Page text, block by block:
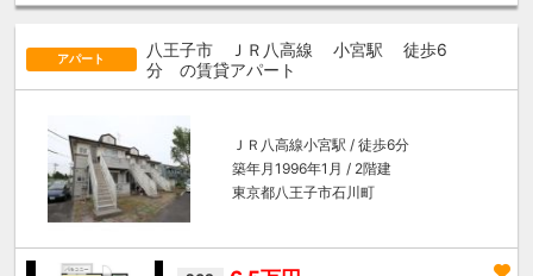
アパート 八王子市 ＪＲ八高線 小宮駅
徒歩6
分 の賃貸アパート
ＪＲ八高線小宮駅 / 徒歩6分
築年月1996年1月 / 2階建
東京都八王子市石川町